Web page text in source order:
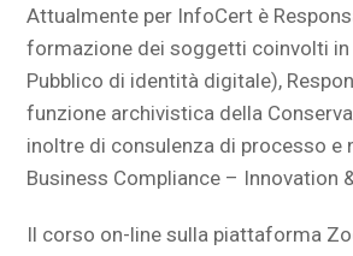
Attualmente per InfoCert è
formazione dei soggetti coinvolti in
Pubblico di identità digitale),
funzione archivistica della
inoltre di consulenza di processo e
Business Compliance – Innovation
Il corso on-line sulla piattaforma